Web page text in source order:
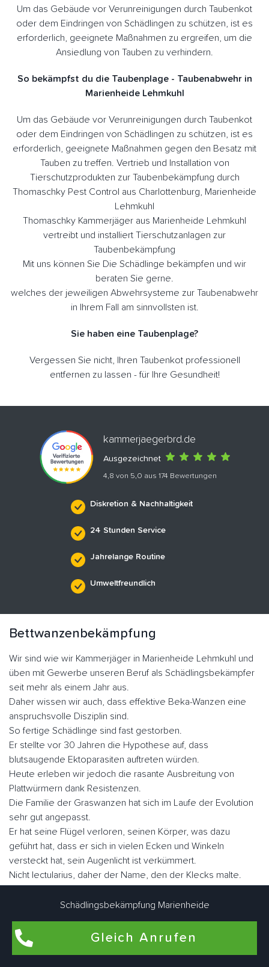
Um das Gebäude vor Verunreinigungen durch Taubenkot
oder dem Eindringen von Schädlingen zu schützen, ist es
erforderlich, geeignete Maßnahmen zu ergreifen, um die
Ansiedlung von Tauben zu verhindern.
So bekämpfst du die Taubenplage - Taubenabwehr in
Marienheide Lehmkuhl
Um das Gebäude vor Verunreinigungen durch Taubenkot
oder dem Eindringen von Schädlingen zu schützen, ist es
erforderlich, geeignete Maßnahmen gegen den Besatz mit
Tauben zu treffen. Vertrieb und Installation von
Tierschutzprodukten zur Taubenbekämpfung durch
Thomaschky Pest Control aus Charlottenburg, Marienheide
Lehmkuhl
Thomaschky Kammerjäger aus Marienheide Lehmkuhl
vertreibt und installiert Tierschutzanlagen zur
Taubenbekämpfung
Mit uns können Sie Die Schädlinge bekämpfen und wir
beraten Sie gerne.
welches der jeweiligen Abwehrsysteme zur Taubenabwehr
in Ihrem Fall am sinnvollsten ist.
Sie haben eine Taubenplage?
Vergessen Sie nicht, Ihren Taubenkot professionell
entfernen zu lassen - für Ihre Gesundheit!
kammerjaegerbrd.de
Ausgezeichnet
4,8 von 5,0 aus 174 Bewertungen
Diskretion & Nachhaltigkeit
24 Stunden Service
Jahrelange Routine
Umweltfreundlich
Bettwanzenbekämpfung
Wir sind wie wir Kammerjäger in Marienheide Lehmkuhl und
üben mit Gewerbe unseren Beruf als Schädlingsbekämpfer
seit mehr als einem Jahr aus.
Daher wissen wir auch, dass effektive Beka-Wanzen eine
anspruchsvolle Disziplin sind.
So fertige Schädlinge sind fast gestorben.
Er stellte vor 30 Jahren die Hypothese auf, dass
blutsaugende Ektoparasiten auftreten würden.
Heute erleben wir jedoch die rasante Ausbreitung von
Plattwürmern dank Resistenzen.
Die Familie der Graswanzen hat sich im Laufe der Evolution
sehr gut angepasst.
Er hat seine Flügel verloren, seinen Körper, was dazu
geführt hat, dass er sich in vielen Ecken und Winkeln
versteckt hat, sein Augenlicht ist verkümmert.
Nicht lectularius, daher der Name, den der Klecks malte.
Fabe einem Apfel.
sind, aber sie können eine Größe von fast einem Zoll
erreichen.
Schädlingsbekämpfung Marienheide
Gleich Anrufen